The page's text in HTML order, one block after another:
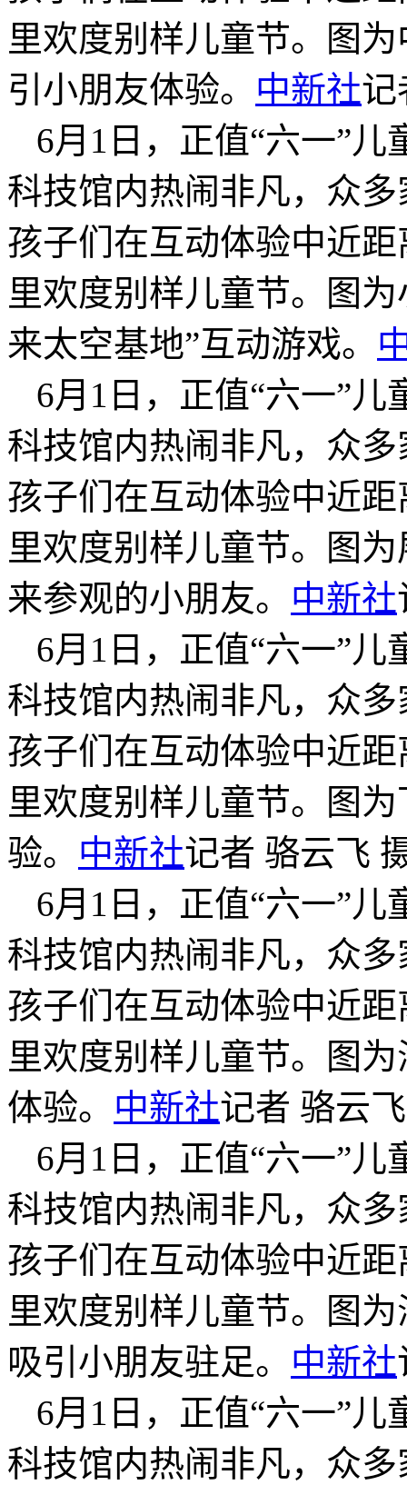
里欢度别样儿童节。图
引小朋友体验。 中新社记
6月1日，正值“六一”
科技馆内热闹非凡，众
孩子们在互动体验中近
里欢度别样儿童节。图
来太空基地”互动游戏。
6月1日，正值“六一”
科技馆内热闹非凡，众
孩子们在互动体验中近
里欢度别样儿童节。图
来参观的小朋友。 中新社
6月1日，正值“六一”
科技馆内热闹非凡，众
孩子们在互动体验中近
里欢度别样儿童节。图
验。 中新社记者 骆云飞
6月1日，正值“六一”
科技馆内热闹非凡，众
孩子们在互动体验中近
里欢度别样儿童节。图
体验。 中新社记者 骆云
6月1日，正值“六一”
科技馆内热闹非凡，众
孩子们在互动体验中近
里欢度别样儿童节。图
吸引小朋友驻足。 中新社
6月1日，正值“六一”
科技馆内热闹非凡，众